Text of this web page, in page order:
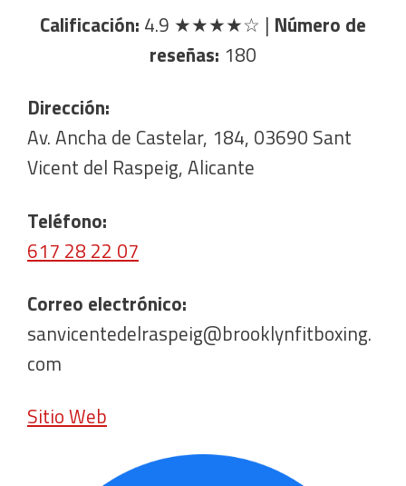
Calificación: 4.9 ★★★★☆ | Número de
reseñas: 180
Dirección:
Av. Ancha de Castelar, 184, 03690 Sant
Vicent del Raspeig, Alicante
Teléfono:
617 28 22 07
Correo electrónico:
sanvicentedelraspeig@brooklynfitboxing.
com
Sitio Web